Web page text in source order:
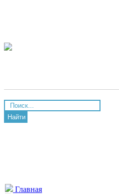
Найти
Главная